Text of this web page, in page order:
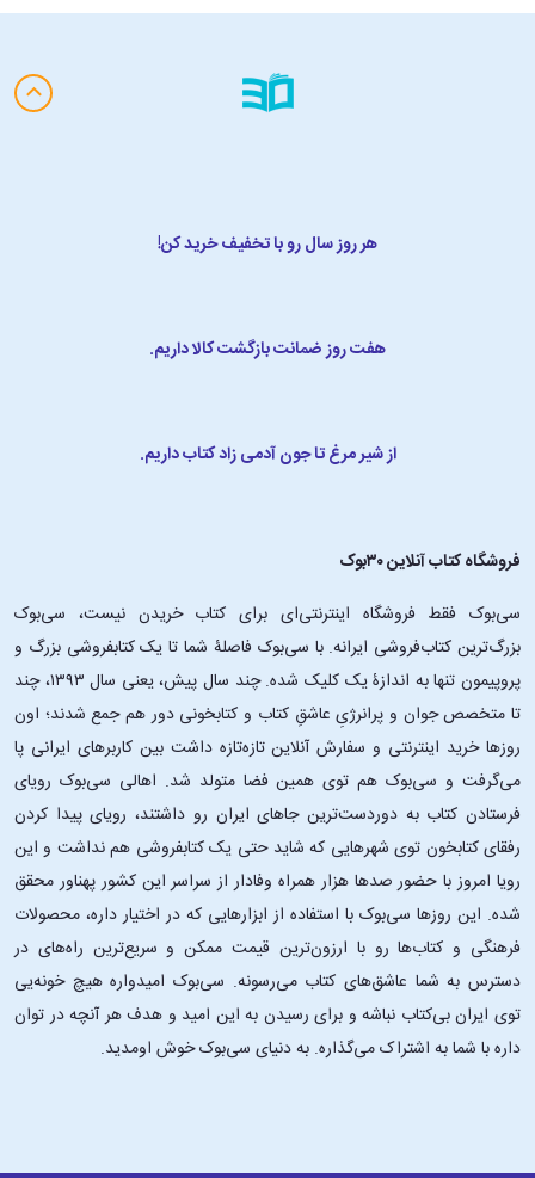
هر روز سال رو با تخفیف خرید کن!
هفت روز ضمانت بازگشت کالا داریم.
از شیر مرغ تا جون آدمی زاد کتاب داریم.
فروشگاه کتاب آنلاین ۳۰بوک
سی‌بوک فقط فروشگاه اینترنتی‌ای برای کتاب خریدن نیست، سی‌بوک
بزرگ‌ترین کتاب‌فروشی ایرانه. با سی‌بوک فاصلۀ شما تا یک کتابفروشی بزرگ و
پروپیمون تنها به اندازۀ یک کلیک شده. چند سال پیش، یعنی سال ۱۳۹۳، چند
تا متخصص جوان و پرانرژیِ عاشقِ کتاب و کتابخونی دور هم جمع شدند؛ اون‌
روزها خرید اینترنتی و سفارش آنلاین تازه‌تازه داشت بین کاربرهای ایرانی پا
می‌گرفت و سی‌بوک هم توی همین فضا متولد شد. اهالی سی‌بوک رویای
فرستادن کتاب به دوردست‌ترین جاهای ایران رو داشتند، رویای پیدا کردن
رفقای کتابخون توی شهرهایی که شاید حتی یک کتابفروشی هم نداشت و این
رویا امروز با حضور صدها هزار همراه وفادار از سراسر این کشور پهناور محقق
شده. این ‌روزها سی‌بوک با استفاده از ابزارهایی که در اختیار داره، محصولات
فرهنگی و کتاب‌ها رو با ارزون‌ترین قیمت ممکن و سریع‌ترین راه‌های در
دسترس به شما عاشق‌های کتاب می‌رسونه. سی‌بوک امیدواره هیچ خونه‌یی
توی ایران بی‌کتاب نباشه و برای رسیدن به این امید و هدف هر آنچه در توان
داره با شما به اشتراک می‌گذاره. به دنیای سی‌بوک خوش اومدید.